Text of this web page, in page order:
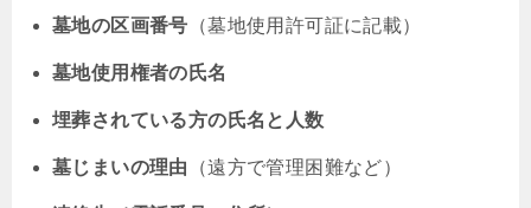
墓地の区画番号 （墓地使用許可証に記載）
墓地使用権者の氏名
埋葬されている方の氏名と人数
墓じまいの理由 （遠方で管理困難など）